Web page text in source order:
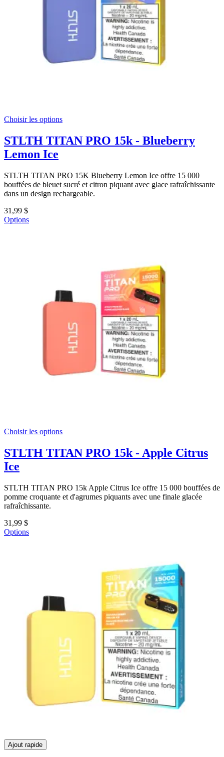
Choisir les options
STLTH TITAN PRO 15k - Blueberry
Lemon Ice
STLTH TITAN PRO 15K Blueberry Lemon Ice offre 15 000
bouffées de bleuet sucré et citron piquant avec glace rafraîchissante
dans un design rechargeable.
31,99 $
Options
Choisir les options
STLTH TITAN PRO 15k - Apple Citrus
Ice
STLTH TITAN PRO 15k Apple Citrus Ice offre 15 000 bouffées de
pomme croquante et d'agrumes piquants avec une finale glacée
rafraîchissante.
31,99 $
Options
Ajout rapide